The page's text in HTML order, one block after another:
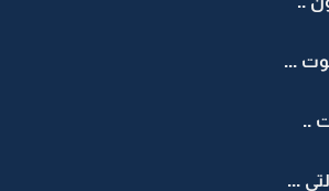
...
..
...